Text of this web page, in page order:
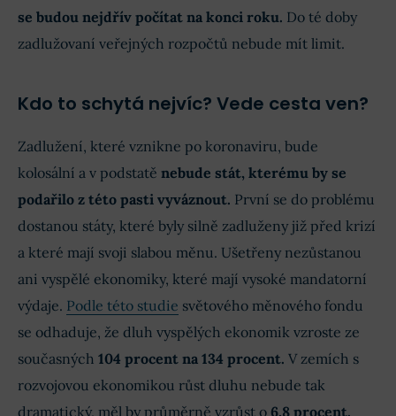
se budou nejdřív počítat na konci roku. Do té doby
zadlužovaní veřejných rozpočtů nebude mít limit.
Kdo to schytá nejvíc? Vede cesta ven?
Zadlužení, které vznikne po koronaviru, bude
kolosální a v podstatě nebude stát, kterému by se
podařilo z této pasti vyváznout. První se do problému
dostanou státy, které byly silně zadluženy již před krizí
a které mají svoji slabou měnu. Ušetřeny nezůstanou
ani vyspělé ekonomiky, které mají vysoké mandatorní
výdaje. Podle této studie světového měnového fondu
se odhaduje, že dluh vyspělých ekonomik vzroste ze
současných 104 procent na 134 procent. V zemích s
rozvojovou ekonomikou růst dluhu nebude tak
dramatický, měl by průměrně vzrůst o 6,8 procent.